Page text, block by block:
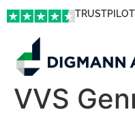
TRUSTPILOT
VVS